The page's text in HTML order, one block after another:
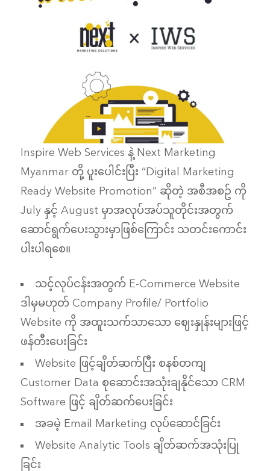
Inspire Web Services နဲ့ Next Marketing
Myanmar တို့ ပူးပေါင်းပြီး “Digital Marketing
Ready Website Promotion” ဆိုတဲ့ အစီအစဥ် ကို
July နှင့် August မှာအလုပ်အပ်သူတိုင်းအတွက်
ဆောင်ရွက်ပေးသွားမှာဖြစ်ကြောင်း သတင်းကောင်း
ပါးပါရစေ။
သင့်လုပ်ငန်းအတွက် E-Commerce Website
ဒါမှမဟုတ် Company Profile/ Portfolio
Website ကို အထူးသက်သာသော ဈေးနှုန်းများဖြင့်
ဖန်တီးပေးခြင်း
Website ဖြင့်ချိတ်ဆက်ပြီး စနစ်တကျ
Customer Data စုဆောင်းအသုံးချနိုင်သော CRM
Software ဖြင့် ချိတ်ဆက်ပေးခြင်း
အခမဲ့ Email Marketing လုပ်ဆောင်ခြင်း
Website Analytic Tools ချိတ်ဆက်အသုံးပြု
ခြင်း